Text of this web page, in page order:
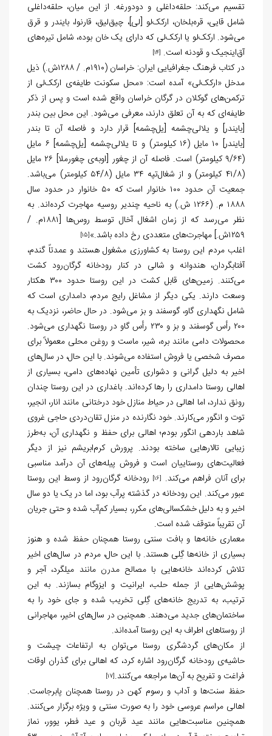
تقسیم می‌کند: حلقه‌داغلی و دودورغه. از این میان، حلقه‌داغلی
شامل قایی، قره‌بلخان، ارکک‌لو [لی]، چیق‌لیق، قارنوا، بایندر و قرق
می‌شود. ارکک‌لو یا ارکک‌لی که دارای یک خان بوده، شامل تیره‌های
آق‌اینجیک و قودنه است. [14]
در کتاب فرهنگ جغرافیایی ایران: خراسان (۱۹۱۰م. / ۱۲۸۸ش.) ذیل
مدخل «ارکک‌لی» آمده است: «محل سکونت طایفه‌ی ارکک‌لی از
ترکمن‌های گوکلان در گرگان خراسان واقع شده است و پس از ذکر
طایفه‌ای که به آن تعلق دارند، معرفی می‌شود. این محل بین بندر
[بایندر] و یلالی‌چشمه [یل‌چشمه] قرار دارد و فاصله آن تا بندر
[بایندر] ۱۰ مایل (۱۶ کیلومتر) و تا یلالی‌چشمه [یل‌چشمه] ۶ مایل
(۹/۶۴ کیلومتر) است. فاصله آن از چغور [اوبه‌ی چغورملا] ۲۶ مایل
(۴۱/۸ کیلومتر) و از شغال‌تپه ۳۴ مایل (۵۴/۸ کیلومتر) می‌باشد.
جمعیت آن حدود ۱۰۰ خانوار است که ۵۰ خانوار در حدود سال
۱۸۸۸ م. (۱۲۶۶ ش.) به ناحیه چندیر روسیه مهاجرت کرده‌اند. به
نظر می‌رسد که از زمان اشغال آخال توسط روس‌ها [۱۸۸۱م. /
۱۲۵۹ش.] مهاجرت‌های متعددی رخ داده باشد.»
[15]
اغلب مردم این روستا به کشاورزی مشغول هستند و عمدتاً گندم،
آفتابگردان، هندوانه و شالی در کنار رودخانه گرگان‌رود کشت
می‌کنند. زمین‌های قابل کشت در این روستا حدود ۳۰۰ هکتار
وسعت دارند. یکی دیگر از مشاغل رایج مردم، دامداری است که
شامل نگهداری گاو، گوسفند و بز می‌شود. در حال حاضر، نزدیک به
۲۰۰ رأس گوسفند و بز و ۲۳۰ رأس گاو در روستا نگهداری می‌شود.
محصولات دامی مانند بره، شیر، ماست و روغن محلی معمولاً برای
مصرف شخصی یا فروش استفاده می‌شوند. با این حال، در سال‌های
اخیر به دلیل گرانی و دشواری تأمین نهاده‌های دامی، بسیاری از
اهالی روستا دامداری را رها کرده‌اند. باغداری در این روستا چندان
رونق ندارد، اما اهالی در حیاط منازل خود درختانی مانند انار، انجیر،
توت و انگور می‌کارند. خود نگارنده در منزل تقان‌دردی حاجی غروی
شاهد باردهی انگور بودم؛ اهالی برای حفظ و نگهداری آن، به‌طرز
زیبایی تالارهایی ساخته بودند. پرورش کرم‌ابریشم نیز از دیگر
فعالیت‌های روستاییان است و فروش پیله‌های آن درآمد مناسبی
برای آنان فراهم می‌کند. [16]
رودخانه گرگان‌رود از وسط این روستا
عبور می‌کند. این رودخانه در گذشته پرآب بود، اما در یک یا دو سال
اخیر و به دلیل خشکسالی‌های مکرر، بسیار کم‌آب شده و حتی جریان
آن تقریباً متوقف شده است.
معماری خانه‌ها و بافت سنتی روستا همچنان حفظ شده و هنوز
بسیاری از خانه‌ها گِلی هستند. با این حال، مردم در سال‌های اخیر
تلاش کرده‌اند خانه‌هایی با مصالح مدرن مانند میلگرد، آجر و
پوشش‌هایی از جمله حلب، ایرانیت و ایزوگام بسازند. به این
ترتیب، به تدریج خانه‌های گِلی تخریب شده و جای خود را به
ساختمان‌های جدید می‌دهند. همچنین در سال‌های اخیر، مهاجرانی
از روستاهای اطراف به این روستا آمده‌اند.
از مکان‌های گردشگری روستا می‌توان به ارتفاعات چیشت و
حاشیه‌ی رودخانه گرگان‌رود اشاره کرد، که اهالی برای گذران اوقات
فراغت و تفریح به آن‌ها مراجعه می‌کنند.[17]
حفظ سنت‌ها و آداب و رسوم کهن در روستا همچنان پابرجاست.
اهالی مراسم عروسی خود را به صورت سنتی و ویژه برگزار می‌کنند.
همچنین مناسبت‌هایی مانند عید قربان و عید فطر، یوور، نماز